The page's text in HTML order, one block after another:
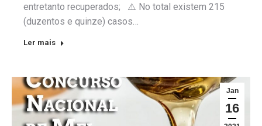
entretanto recuperados; ⚠️ No total existem 215
(duzentos e quinze) casos…
Ler mais
Jan
16